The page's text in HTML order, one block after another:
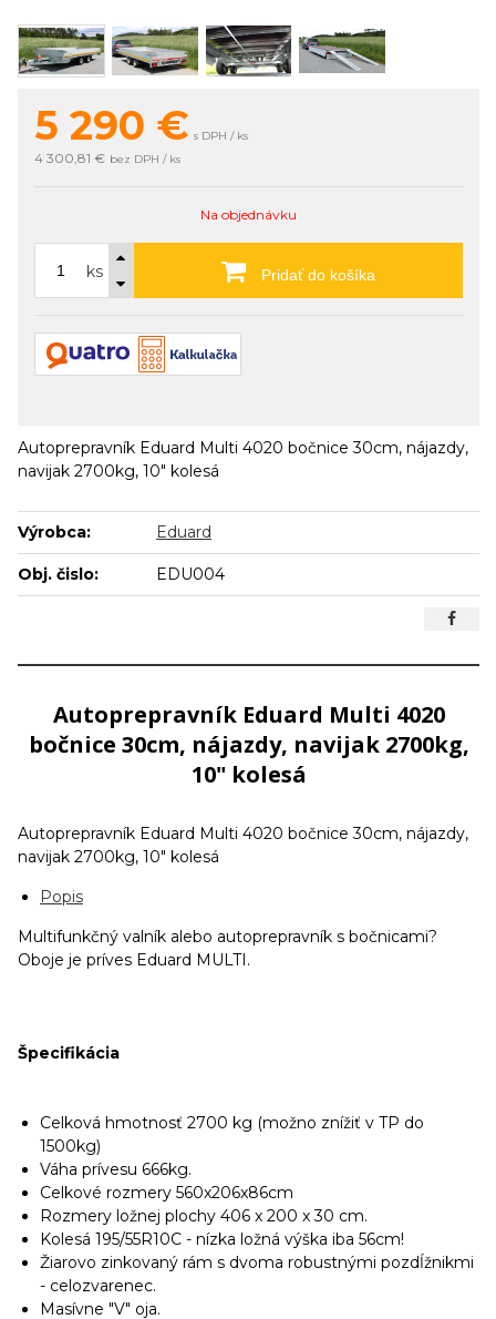
5 290 € s DPH / ks
4 300,81 € bez DPH / ks
Na objednávku
ks Pridať do košíka
Autoprepravník Eduard Multi 4020 bočnice 30cm, nájazdy,
navijak 2700kg, 10" kolesá
Výrobca: Eduard
Obj. čislo: EDU004
Autoprepravník Eduard Multi 4020
bočnice 30cm, nájazdy, navijak 2700kg,
10" kolesá
Autoprepravník Eduard Multi 4020 bočnice 30cm, nájazdy,
navijak 2700kg, 10" kolesá
Popis
Multifunkčný valník alebo autoprepravník s bočnicami?
Oboje je príves Eduard MULTI.
Špecifikácia
Celková hmotnosť 2700 kg (možno znížiť v TP do
1500kg)
Váha prívesu 666kg.
Celkové rozmery 560x206x86cm
Rozmery ložnej plochy 406 x 200 x 30 cm.
Kolesá 195/55R10C - nízka ložná výška iba 56cm!
Žiarovo zinkovaný rám s dvoma robustnými pozdĺžnikmi
- celozvarenec.
Masívne "V" oja.